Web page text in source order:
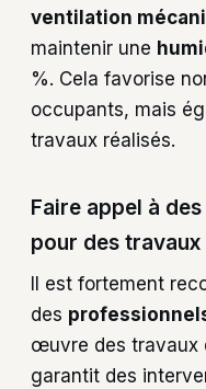
ventilation
maintenir une
%. Cela favorise
occupants, mais
travaux réalisés.
Faire appel à
pour des
Il est fortement
des
œuvre des travaux
garantit des